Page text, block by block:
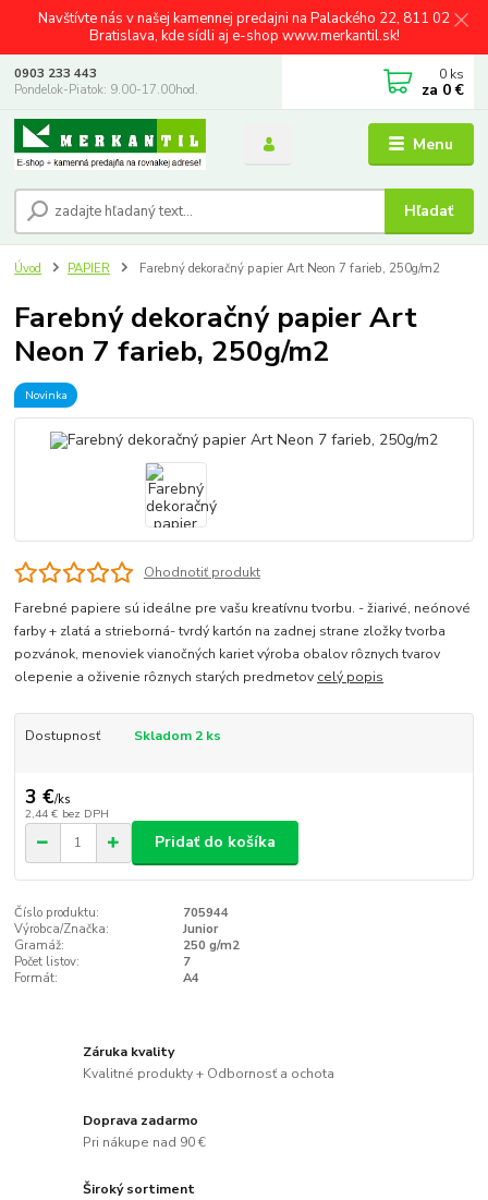
Navštívte nás v našej kamennej predajni na Palackého 22, 811 02
Bratislava, kde sídli aj e-shop www.merkantil.sk!
Menu
Hľadať
0903 233 443
Pondelok-Piatok: 9.00-17.00hod.
0 ks
za 0 €
Úvod PAPIER Farebný dekoračný papier Art Neon 7 farieb, 250g/m2
Farebný dekoračný papier Art
Neon 7 farieb, 250g/m2
Novinka
Ohodnotiť produkt
Farebné papiere sú ideálne pre vašu kreatívnu tvorbu. - žiarivé, neónové
farby + zlatá a strieborná- tvrdý kartón na zadnej strane zložky tvorba
pozvánok, menoviek vianočných kariet výroba obalov rôznych tvarov
olepenie a oživenie rôznych starých predmetov celý popis
Dostupnosť Skladom 2 ks
3 €/ks
2,44 € bez DPH
Pridať do košíka
Číslo produktu:
705944
Výrobca/Značka:
Junior
Gramáž:
250 g/m2
Počet listov:
7
Formát:
A4
Záruka kvality
Kvalitné produkty + Odbornosť a ochota
Doprava zadarmo
Pri nákupe nad 90 €
Široký sortiment